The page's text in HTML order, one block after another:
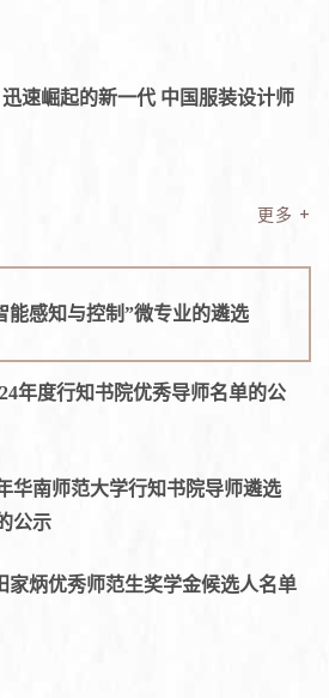
速崛起的新一代 中国服装设计师
更多 +
能感知与控制”微专业的遴选
年度行知书院优秀导师名单的公
华南师范大学行知书院导师遴选
公示
家炳优秀师范生奖学金候选人名单